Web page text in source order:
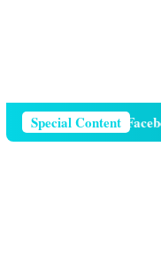
Special Content
Di Facebook